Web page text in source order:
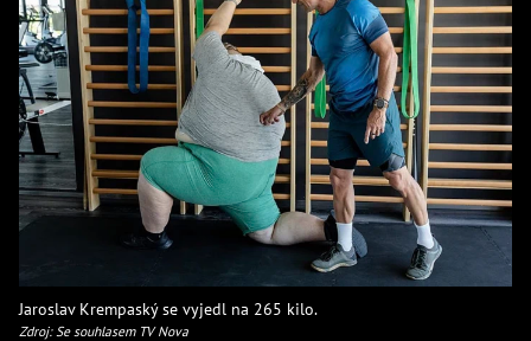
Jaroslav Krempaský se vyjedl na 265 kilo.
Zdroj: Se souhlasem TV Nova